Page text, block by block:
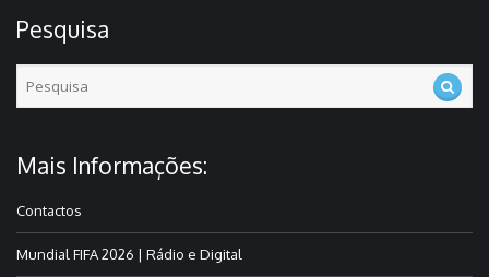
Pesquisa
Mais Informações:
Contactos
Mundial FIFA 2026 | Rádio e Digital